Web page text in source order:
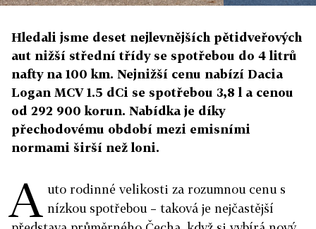
Hledali jsme deset nejlevnějších pětidveřových
aut nižší střední třídy se spotřebou do 4 litrů
nafty na 100 km. Nejnižší cenu nabízí Dacia
Logan MCV 1.5 dCi se spotřebou 3,8 l a cenou
od 292 900 korun. Nabídka je díky
přechodovému období mezi emisními
normami širší než loni.
A uto rodinné velikosti za rozumnou cenu s
nízkou spotřebou – taková je nejčastější